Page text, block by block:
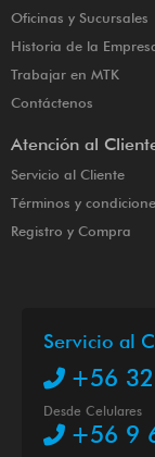
Oficinas y Sucursales
Historia de la
Trabajar en MTK
Contáctenos
Atención al
Servicio al Cliente
Términos y
Registro y Compra
Servicio al
+56
Desde Celulares
+56 9